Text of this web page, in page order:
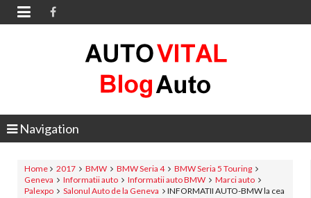

Navigation
Home 2017 BMW BMW Seria 4
BMW Seria 5 Touring
Geneva
Informatii auto Informatii auto BMW
Marci auto
Palexpo
Salonul Auto de la Geneva
INFORMATII AUTO-BMW la cea